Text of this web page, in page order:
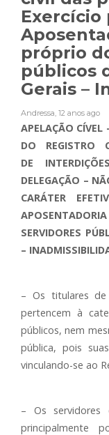
Exercício
próprio
públicos
Gerais –
Andressa, 12 anos ago
APELAÇÃO CÍVEL
DO REGISTRO
DE
DELEGAÇÃO –
CARÁTER
SERVIDORES
–
– Os titulares
pertencem à
públicos, nem
pública, pois
vinculando-se ao
– Os servidores
principalmente